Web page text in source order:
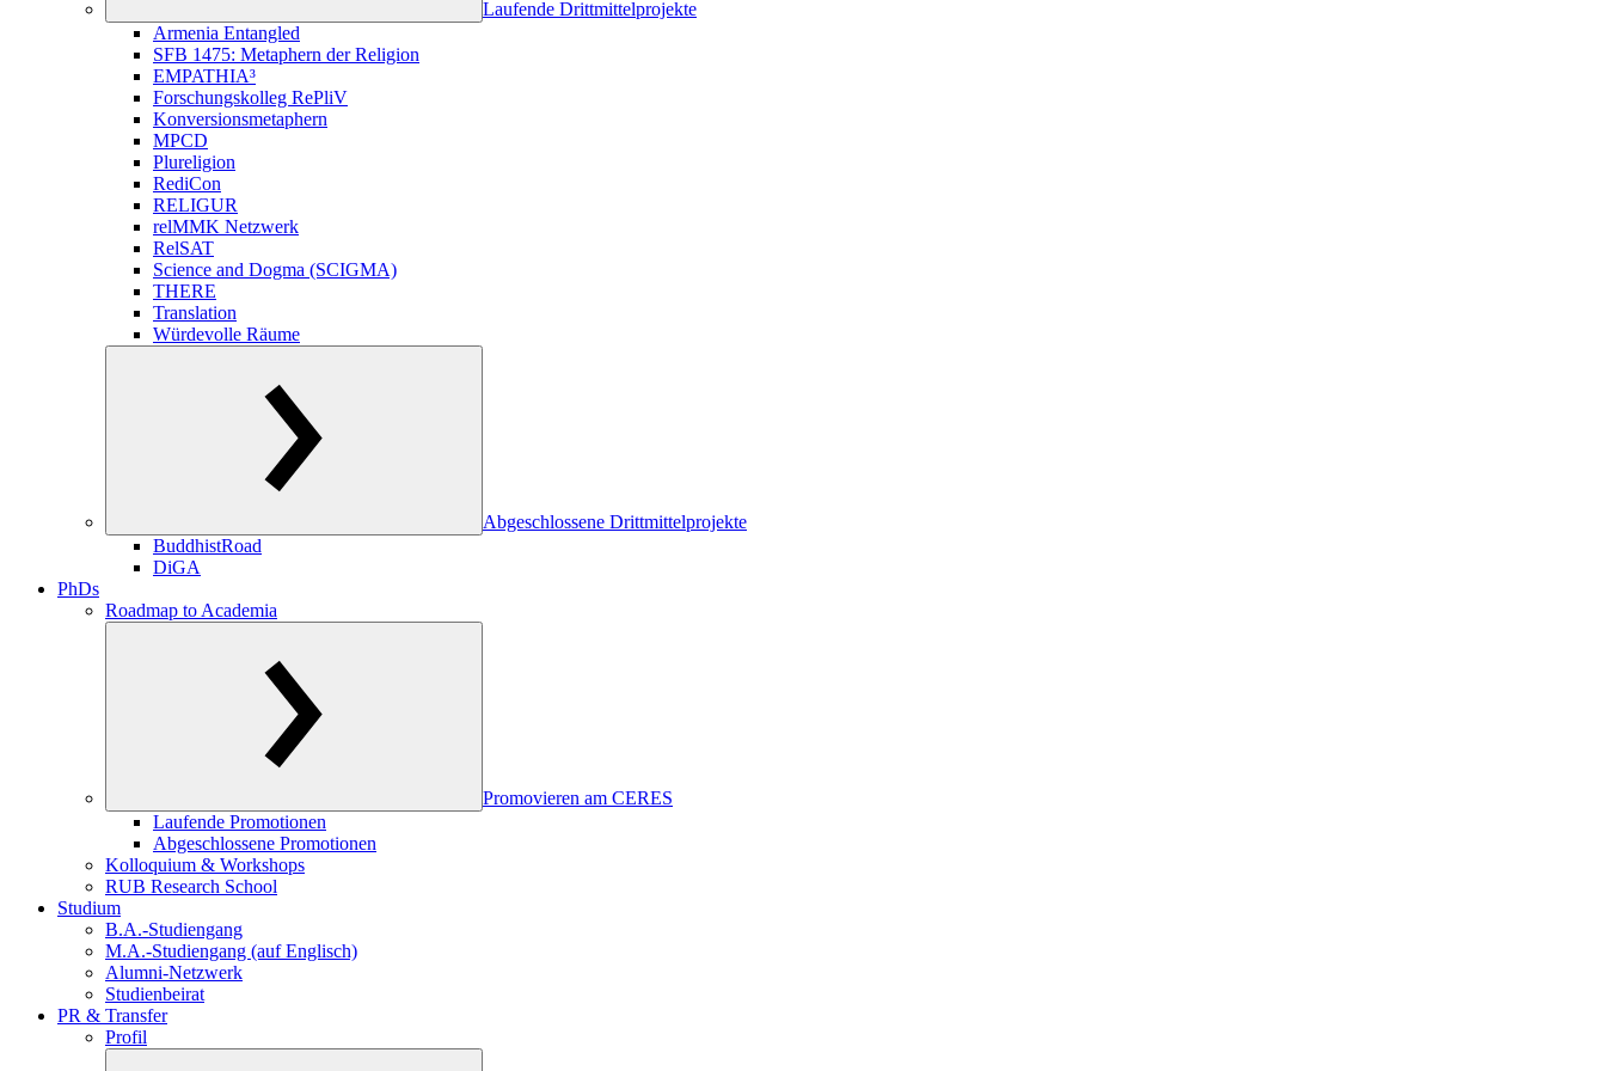
Laufende Drittmittelprojekte
Armenia Entangled
SFB 1475: Metaphern der Religion
EMPATHIA³
Forschungskolleg RePliV
Konversionsmetaphern
MPCD
Plureligion
RediCon
RELIGUR
relMMK Netzwerk
RelSAT
Science and Dogma (SCIGMA)
THERE
Translation
Würdevolle Räume
Abgeschlossene Drittmittelprojekte
BuddhistRoad
DiGA
PhDs
Roadmap to Academia
Promovieren am CERES
Laufende Promotionen
Abgeschlossene Promotionen
Kolloquium & Workshops
RUB Research School
Studium
B.A.-Studiengang
M.A.-Studiengang (auf Englisch)
Alumni-Netzwerk
Studienbeirat
PR & Transfer
Profil